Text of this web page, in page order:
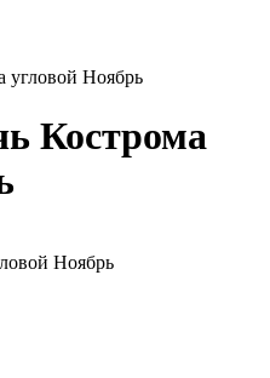
угловой Ноябрь
Кострома